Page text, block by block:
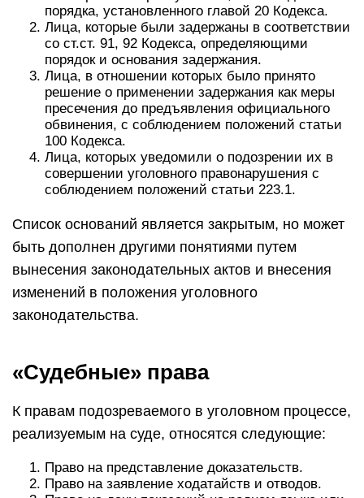
порядка, установленного главой 20 Кодекса.
Лица, которые были задержаны в соответствии
со ст.ст. 91, 92 Кодекса, определяющими
порядок и основания задержания.
Лица, в отношении которых было принято
решение о применении задержания как меры
пресечения до предъявления официального
обвинения, с соблюдением положений статьи
100 Кодекса.
Лица, которых уведомили о подозрении их в
совершении уголовного правонарушения с
соблюдением положений статьи 223.1.
Список оснований является закрытым, но может
быть дополнен другими понятиями путем
вынесения законодательных актов и внесения
изменений в положения уголовного
законодательства.
«Судебные» права
К правам подозреваемого в уголовном процессе,
реализуемым на суде, относятся следующие:
Право на представление доказательств.
Право на заявление ходатайств и отводов.